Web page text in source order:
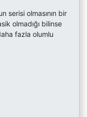
serisi olmasının bir
olmadığı bilinse
fazla olumlu